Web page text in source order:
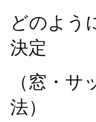
どのよう
決定
（窓・
法）